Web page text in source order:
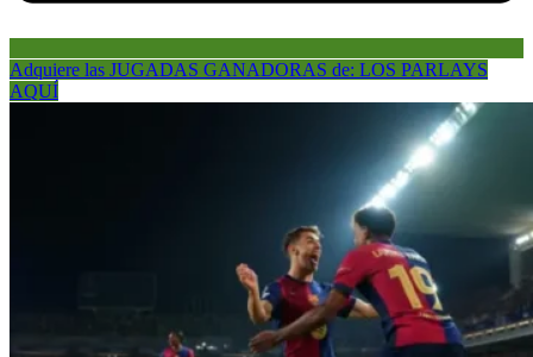
Adquiere las JUGADAS GANADORAS de: LOS PARLAYS
AQUÍ